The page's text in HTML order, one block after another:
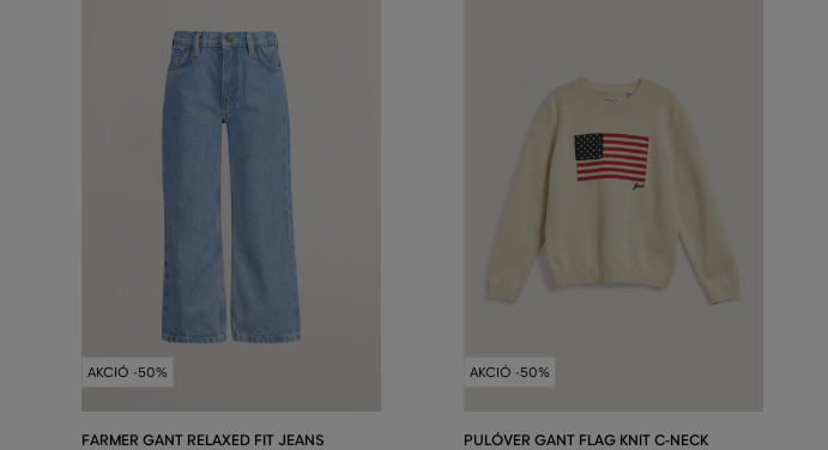
AKCIÓ -50%
FARMER GANT RELAXED FIT JEANS
AKCIÓ -50%
PULÓVER GANT FLAG KNIT C-NECK